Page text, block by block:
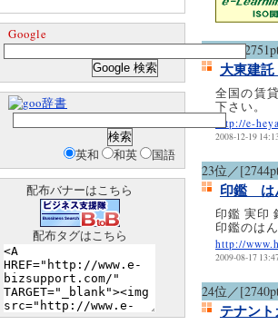
22位／
大東建
全国の賃
下さい。
http://e-
2008-12-19
23位／
印鑑 は
印鑑 実印
印鑑のは
http://
2009-08-17
24位／
テナン
Google
辞書
英和 和英 国語
配布バナーはこちら
配布タグはこちら